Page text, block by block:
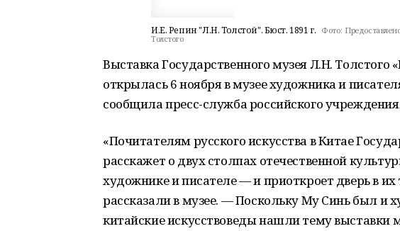
И.Е. Репин "Л.Н. Толстой". Бюст. 1891 г. Фото:
Толстого
Выставка Государственного музея Л.Н. Толстого
открылась 6 ноября в музее художника и
сообщила пресс-служба российского
«Почитателям русского искусства в Китае
расскажет о двух столпах отечественной
художнике и писателе — и приоткроет дверь в
рассказали в музее. — Поскольку Му Синь был и
китайские искусствоведы нашли тему